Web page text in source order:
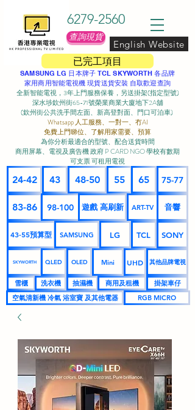
已完工項目
6279-2560
查詢現貨
English Website
SAMSUNG LG 日本牌子 TCL SKYWORTH 各品牌
家用商用智能電視機 現貨送貨安裝 自取歡迎查詢
全新智能電視，3年上門服務保養，另送掛架(指定型號)
深水埗欽州街65-71號榮業商業大廈地下2A舖
(欽州街公共洗手間左面、新高登對面、門口可泊車) ​
Whatsapp 人工服務、一對一、冇AI
免費上門睇位、了解用家需要、預算
為你分析最適合的型號、配合送貨時間
商用屏幕、電視及廣告機 政府 P CARD NGO 學校有數期
可支票 可租用電視
24-42 43 48-50 55 65 75-77
83-86 98-100 遊戲 高刷新 ART-TV 音響
43-55預算型 SAMSUNG LG TCL SONY
SKYWORTH QLED OLED Mini UHD 其他品牌電視
雪櫃 洗衣機 抽濕機 商用及租機
掛架車仔
空氣清新機 冷氣 浴室寶 及其他電器
RGB MICRO